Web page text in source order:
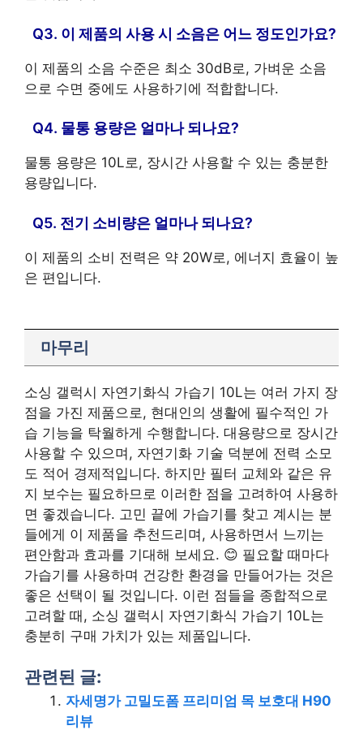
Q3. 이 제품의 사용 시 소음은 어느 정도인가요?
이 제품의 소음 수준은 최소 30dB로, 가벼운 소음
으로 수면 중에도 사용하기에 적합합니다.
Q4. 물통 용량은 얼마나 되나요?
물통 용량은 10L로, 장시간 사용할 수 있는 충분한
용량입니다.
Q5. 전기 소비량은 얼마나 되나요?
이 제품의 소비 전력은 약 20W로, 에너지 효율이 높
은 편입니다.
마무리
소싱 갤럭시 자연기화식 가습기 10L는 여러 가지 장
점을 가진 제품으로, 현대인의 생활에 필수적인 가
습 기능을 탁월하게 수행합니다. 대용량으로 장시간
사용할 수 있으며, 자연기화 기술 덕분에 전력 소모
도 적어 경제적입니다. 하지만 필터 교체와 같은 유
지 보수는 필요하므로 이러한 점을 고려하여 사용하
면 좋겠습니다. 고민 끝에 가습기를 찾고 계시는 분
들에게 이 제품을 추천드리며, 사용하면서 느끼는
편안함과 효과를 기대해 보세요. 😊 필요할 때마다
가습기를 사용하며 건강한 환경을 만들어가는 것은
좋은 선택이 될 것입니다. 이런 점들을 종합적으로
고려할 때, 소싱 갤럭시 자연기화식 가습기 10L는
충분히 구매 가치가 있는 제품입니다.
관련된 글:
자세명가 고밀도폼 프리미엄 목 보호대 H90
리뷰